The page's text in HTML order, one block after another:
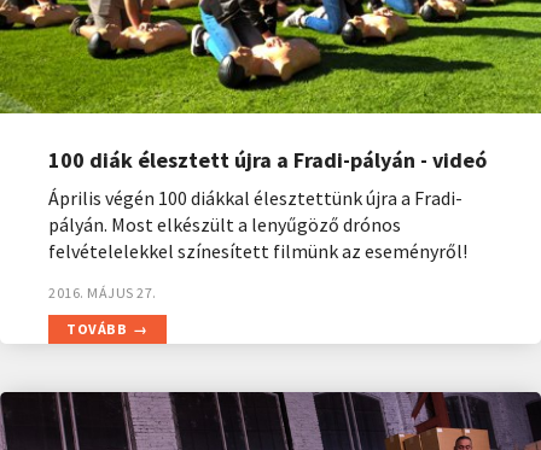
100 diák élesztett újra a Fradi-pályán - videó
Április végén 100 diákkal élesztettünk újra a Fradi-
pályán. Most elkészült a lenyűgöző drónos
felvételelekkel színesített filmünk az eseményről!
TOVÁBB
2016. MÁJUS 27.